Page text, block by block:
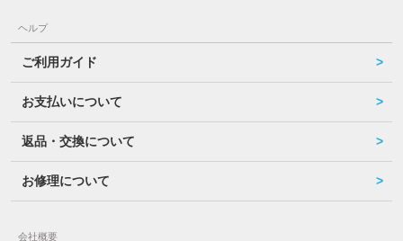
ヘルプ
ご利用ガイド
お支払いについて
返品・交換について
お修理について
会社概要